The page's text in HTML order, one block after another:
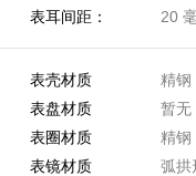
表耳间距：
20
表壳材质
精钢
表盘材质
暂无
表圈材质
精钢
表镜材质
弧拱